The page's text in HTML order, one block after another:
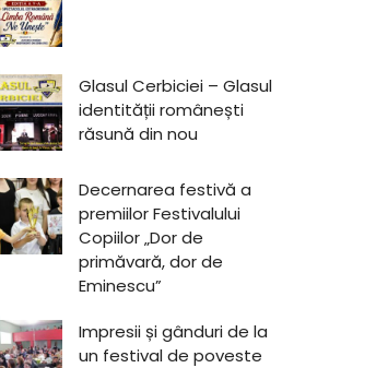
Glasul Cerbiciei – Glasul
identității românești
răsună din nou
Decernarea festivă a
premiilor Festivalului
Copiilor „Dor de
primăvară, dor de
Eminescu”
Impresii și gânduri de la
un festival de poveste